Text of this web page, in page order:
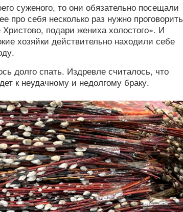
суженого, то они обязательно посещали
про себя несколько раз нужно проговорить
подари жениха холостого». И
хозяйки действительно находили себе
долго спать. Издревле считалось, что
к неудачному и недолгому браку.